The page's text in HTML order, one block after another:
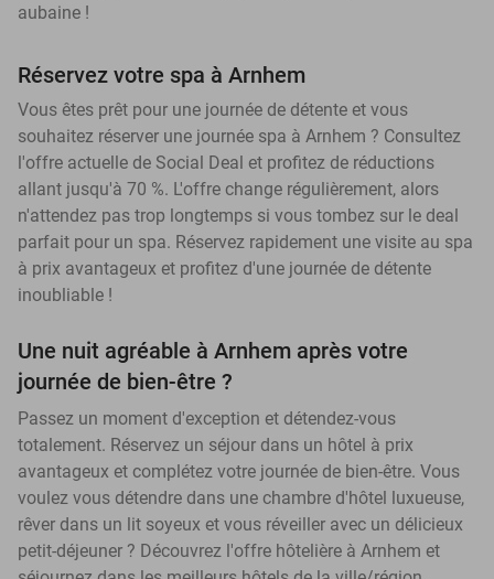
aubaine !
Réservez votre spa à Arnhem
Vous êtes prêt pour une journée de détente et vous
souhaitez réserver une journée spa à Arnhem ? Consultez
l'offre actuelle de Social Deal et profitez de réductions
allant jusqu'à 70 %. L'offre change régulièrement, alors
n'attendez pas trop longtemps si vous tombez sur le deal
parfait pour un spa. Réservez rapidement une visite au spa
à prix avantageux et profitez d'une journée de détente
inoubliable !
Une nuit agréable à Arnhem après votre
journée de bien-être ?
Passez un moment d'exception et détendez-vous
totalement. Réservez un séjour dans un hôtel à prix
avantageux et complétez votre journée de bien-être. Vous
voulez vous détendre dans une chambre d'hôtel luxueuse,
rêver dans un lit soyeux et vous réveiller avec un délicieux
petit-déjeuner ? Découvrez l'offre hôtelière à Arnhem et